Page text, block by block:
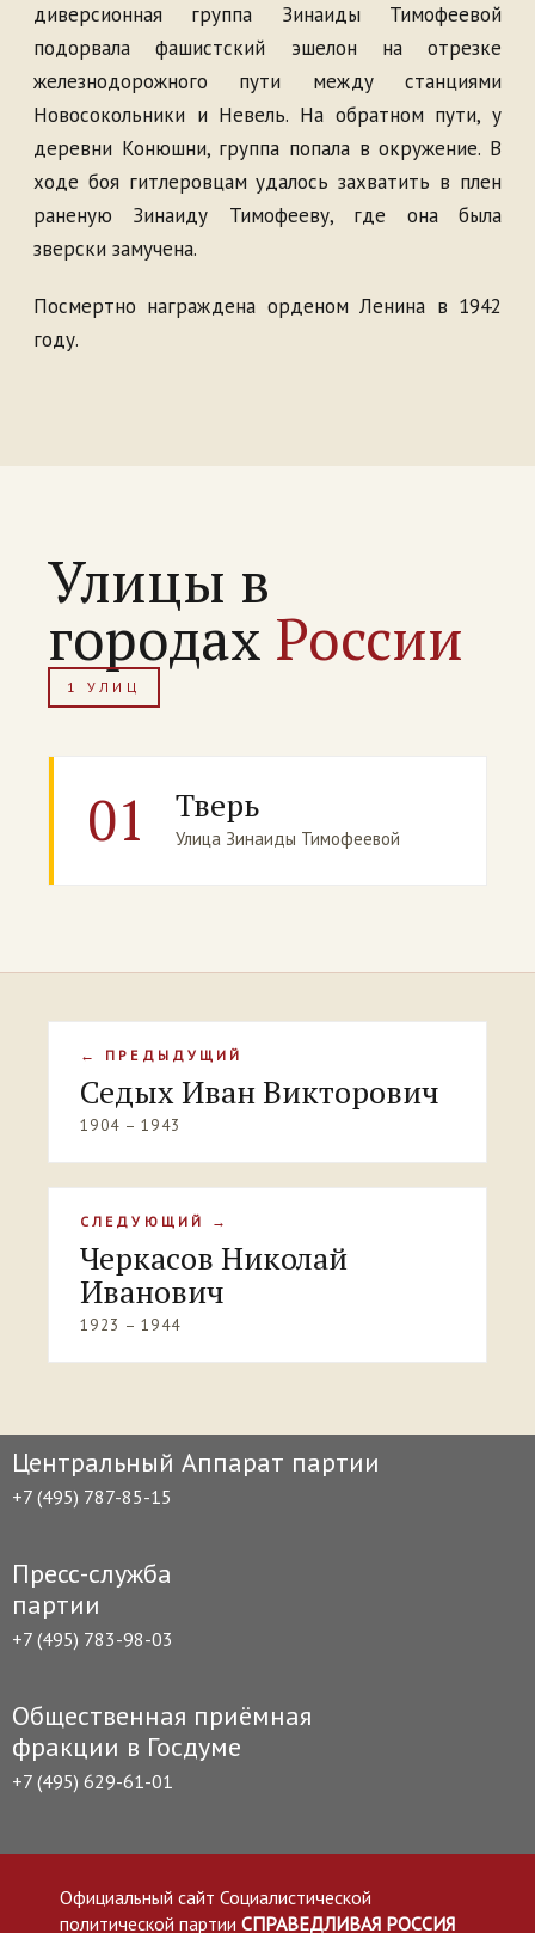
диверсионная группа Зинаиды Тимофеевой
подорвала фашистский эшелон на отрезке
железнодорожного пути между станциями
Новосокольники и Невель. На обратном пути, у
деревни Конюшни, группа попала в окружение. В
ходе боя гитлеровцам удалось захватить в плен
раненую Зинаиду Тимофееву, где она была
зверски замучена.
Посмертно награждена орденом Ленина в 1942
году.
Улицы в
городах России
1 УЛИЦ
01 Тверь
Улица Зинаиды Тимофеевой
← ПРЕДЫДУЩИЙ
Седых Иван Викторович
1904 – 1943
СЛЕДУЮЩИЙ →
Черкасов Николай
Иванович
1923 – 1944
Центральный Аппарат партии
+7 (495) 787-85-15
Пресс-служба
партии
+7 (495) 783-98-03
Общественная приёмная
фракции в Госдуме
+7 (495) 629-61-01
Официальный сайт Социалистической
политической партии СПРАВЕДЛИВАЯ РОССИЯ